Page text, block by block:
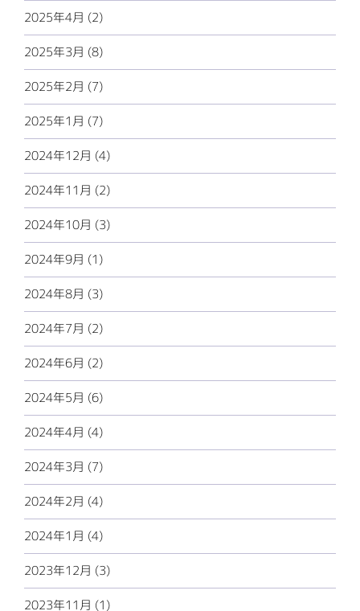
2025年4月 (2)
2025年3月 (8)
2025年2月 (7)
2025年1月 (7)
2024年12月 (4)
2024年11月 (2)
2024年10月 (3)
2024年9月 (1)
2024年8月 (3)
2024年7月 (2)
2024年6月 (2)
2024年5月 (6)
2024年4月 (4)
2024年3月 (7)
2024年2月 (4)
2024年1月 (4)
2023年12月 (3)
2023年11月 (1)